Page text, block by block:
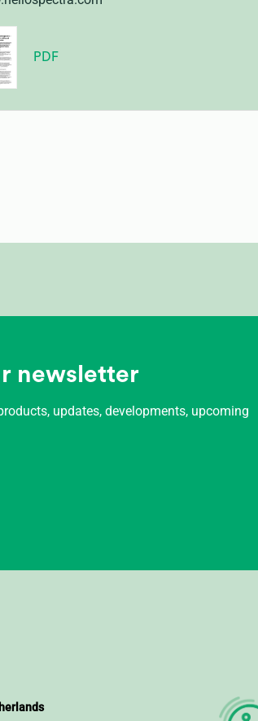
PDF
newsletter
updates, developments, upcoming